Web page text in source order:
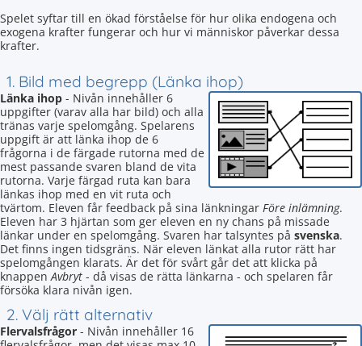
Spelet syftar till en ökad förståelse för hur olika endogena och
exogena krafter fungerar och hur vi människor påverkar dessa
krafter.
1. Bild med begrepp (Länka ihop)
Länka ihop - Nivån innehåller 6
uppgifter (varav alla har bild) och alla
tränas varje spelomgång. Spelarens
uppgift är att länka ihop de 6
frågorna i de färgade rutorna med de
mest passande svaren bland de vita
rutorna. Varje färgad ruta kan bara
länkas ihop med en vit ruta och
tvärtom. Eleven får feedback på sina länkningar Före inlämning.
Eleven har 3 hjärtan som ger eleven en ny chans på missade
länkar under en spelomgång. Svaren har talsyntes på svenska.
Det finns ingen tidsgräns. När eleven länkat alla rutor rätt har
spelomgången klarats. Är det för svårt går det att klicka på
knappenAvbryt - då visas de rätta länkarna - och spelaren får
försöka klara nivån igen.
2. Välj rätt alternativ
Flervalsfrågor - Nivån innehåller 16